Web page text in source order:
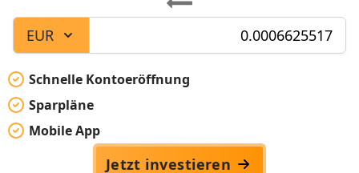
EUR
Schnelle Kontoeröffnung
Sparpläne
Mobile App
Jetzt investieren